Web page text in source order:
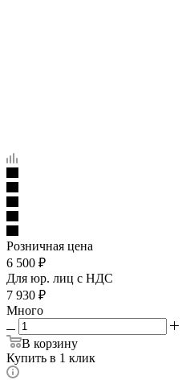
Розничная цена
6 500 ₽
Для юр. лиц c НДС
7 930 ₽
Много
В корзину
Купить в 1 клик